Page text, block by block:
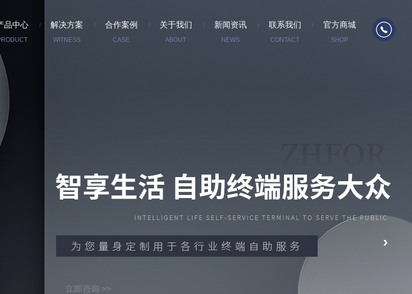
品中心 解决方案
WITNESS
合作案例
CASE
关于我们
ABOUT
新闻资讯
NEWS
联系我们
CONTACT
官方商城
SHOP